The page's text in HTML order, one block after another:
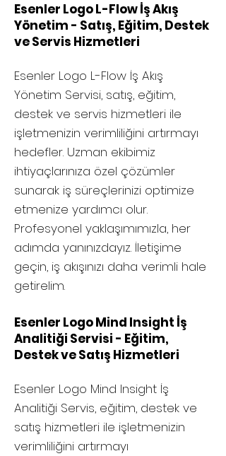
Esenler Logo L-Flow İş Akış
Yönetim - Satış, Eğitim, Destek
ve Servis Hizmetleri
Esenler Logo L-Flow İş Akış
Yönetim Servisi, satış, eğitim,
destek ve servis hizmetleri ile
işletmenizin verimliliğini artırmayı
hedefler. Uzman ekibimiz
ihtiyaçlarınıza özel çözümler
sunarak iş süreçlerinizi optimize
etmenize yardımcı olur.
Profesyonel yaklaşımımızla, her
adımda yanınızdayız. İletişime
geçin, iş akışınızı daha verimli hale
getirelim.
Esenler Logo Mind Insight İş
Analitiği Servisi - Eğitim,
Destek ve Satış Hizmetleri
Esenler Logo Mind Insight İş
Analitiği Servis, eğitim, destek ve
satış hizmetleri ile işletmenizin
verimliliğini artırmayı